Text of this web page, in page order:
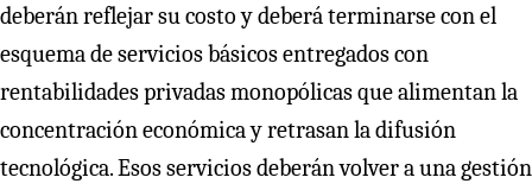
deberán reflejar su costo y deberá terminarse con el
esquema de servicios básicos entregados con
rentabilidades privadas monopólicas que alimentan la
concentración económica y retrasan la difusión
tecnológica. Esos servicios deberán volver a una gestión